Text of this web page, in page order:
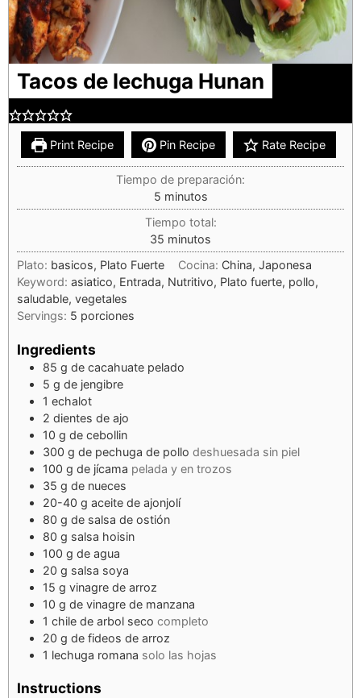
Tacos de lechuga Hunan
Print Recipe Pin Recipe Rate Recipe
Tiempo de preparación:
5 minutos
Tiempo total:
35 minutos
Plato: basicos, Plato Fuerte Cocina: China, Japonesa
Keyword: asiatico, Entrada, Nutritivo, Plato fuerte, pollo,
saludable, vegetales
Servings: 5 porciones
Ingredients
85 g de cacahuate pelado
5 g de jengibre
1 echalot
2 dientes de ajo
10 g de cebollin
300 g de pechuga de pollo deshuesada sin piel
100 g de jícama pelada y en trozos
35 g de nueces
20-40 g aceite de ajonjolí
80 g de salsa de ostión
80 g salsa hoisin
100 g de agua
20 g salsa soya
15 g vinagre de arroz
10 g de vinagre de manzana
1 chile de arbol seco completo
20 g de fideos de arroz
1 lechuga romana solo las hojas
Instructions